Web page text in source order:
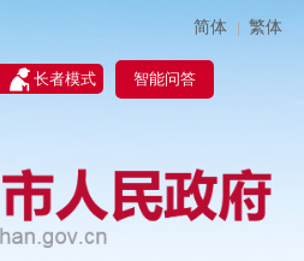
简体 | 繁体
长者模式 智能问答